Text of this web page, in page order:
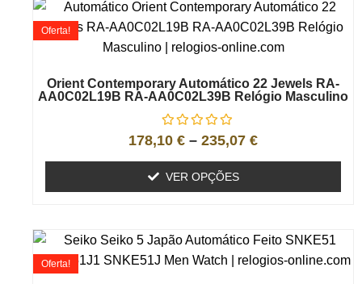
Orient Contemporary Automático 22 Jewels RA-
AA0C02L19B RA-AA0C02L39B Relógio Masculino
Oferta!
178,10 € – 235,07 €
VER OPÇÕES
Oferta!